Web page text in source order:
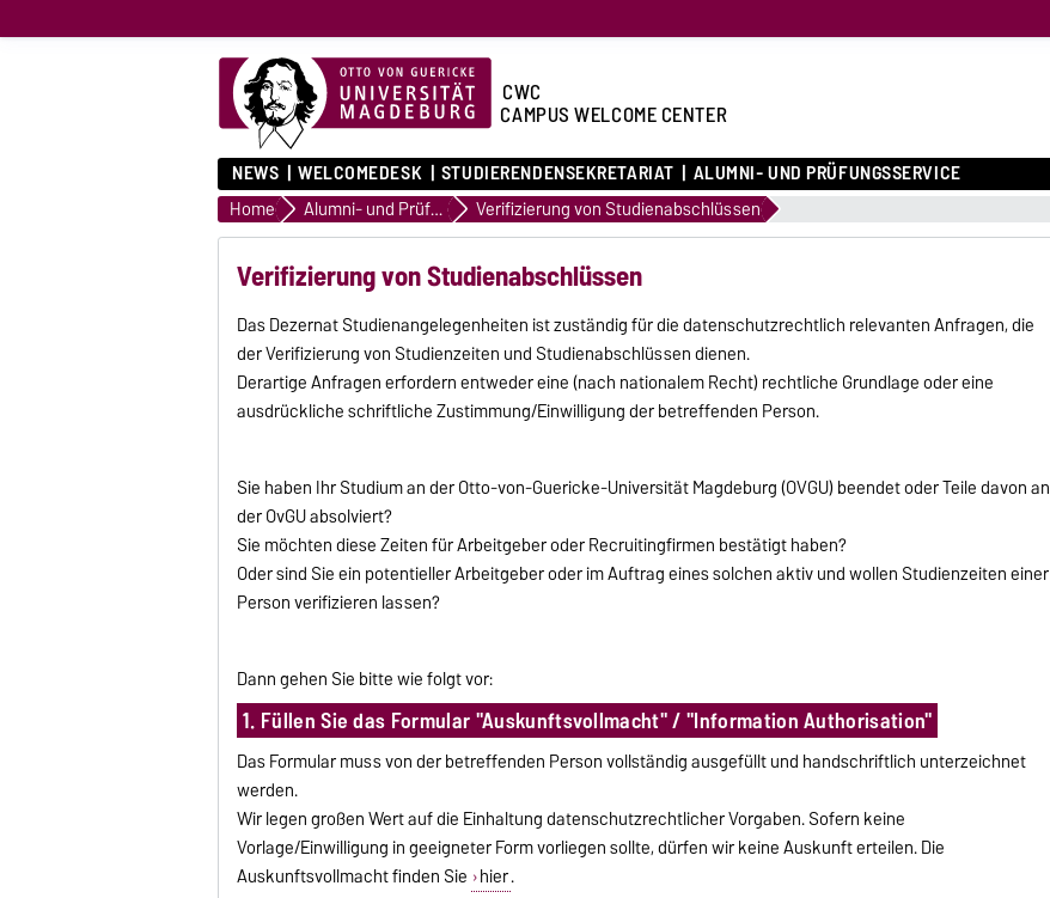
CWC
CAMPUS WELCOME CENTER
NEWS WELCOMEDESK STUDIERENDENSEKRETARIAT ALUMNI- UND PRÜFUNGSSERVICE
Home Alumni- und Prüfungsservice Verifizierung von Studienabschlüssen
Verifizierung von Studienabschlüssen
Das Dezernat Studienangelegenheiten ist zuständig für die datenschutzrechtlich relevanten Anfragen, die
der Verifizierung von Studienzeiten und Studienabschlüssen dienen.
Derartige Anfragen erfordern entweder eine (nach nationalem Recht) rechtliche Grundlage oder eine
ausdrückliche schriftliche Zustimmung/Einwilligung der betreffenden Person.
Sie haben Ihr Studium an der Otto-von-Guericke-Universität Magdeburg (OVGU) beendet oder Teile davon an
der OvGU absolviert?
Sie möchten diese Zeiten für Arbeitgeber oder Recruitingfirmen bestätigt haben?
Oder sind Sie ein potentieller Arbeitgeber oder im Auftrag eines solchen aktiv und wollen Studienzeiten einer
Person verifizieren lassen?
Dann gehen Sie bitte wie folgt vor:
1. Füllen Sie das Formular "Auskunftsvollmacht" / "Information Authorisation"
Das Formular muss von der betreffenden Person vollständig ausgefüllt und handschriftlich unterzeichnet
werden.
Wir legen großen Wert auf die Einhaltung datenschutzrechtlicher Vorgaben. Sofern keine
Vorlage/Einwilligung in geeigneter Form vorliegen sollte, dürfen wir keine Auskunft erteilen. Die
Auskunftsvollmacht finden Sie hier.